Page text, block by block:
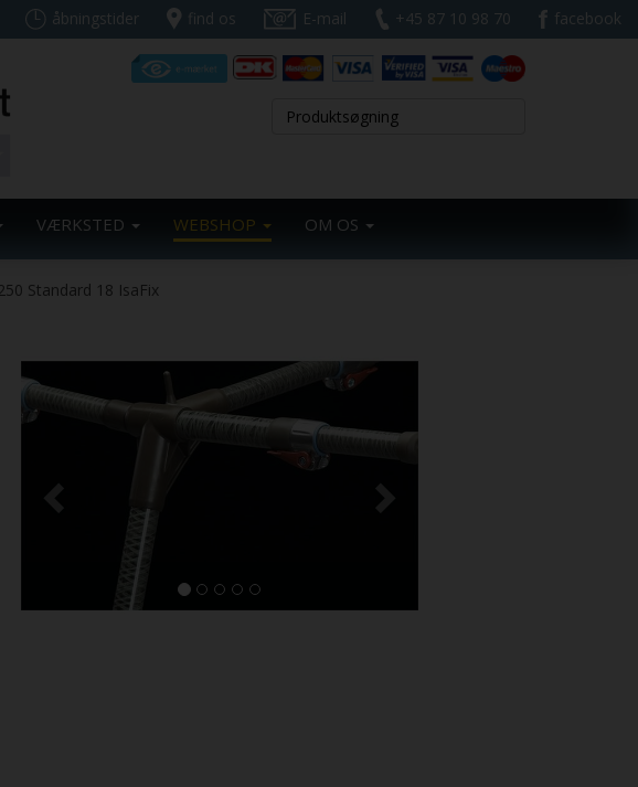
åbningstider find os E-mail +45 87 10 98 70 facebook
VÆRKSTED WEBSHOP OM OS
Standard 18 IsaFix